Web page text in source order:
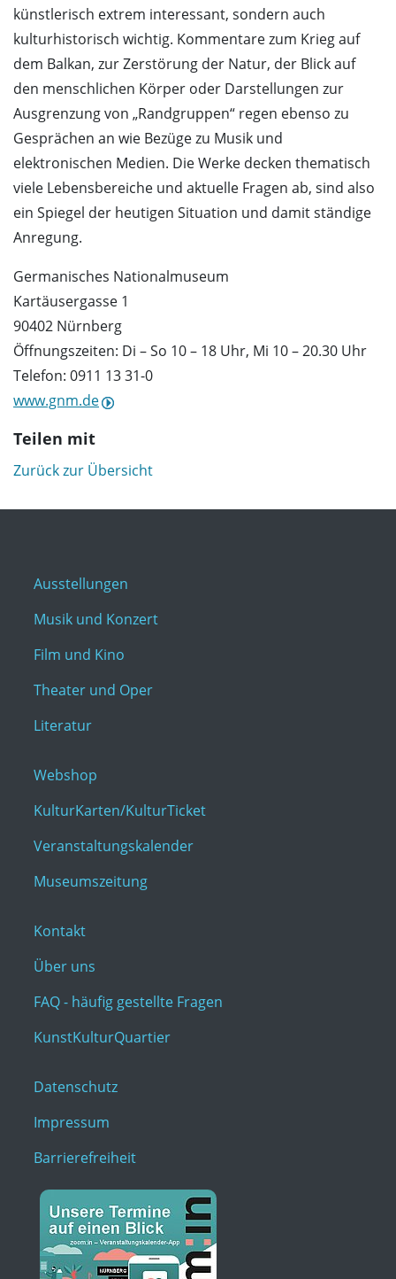
künstlerisch extrem interessant, sondern auch
kulturhistorisch wichtig. Kommentare zum Krieg auf
dem Balkan, zur Zerstörung der Natur, der Blick auf
den menschlichen Körper oder Darstellungen zur
Ausgrenzung von „Randgruppen“ regen ebenso zu
Gesprächen an wie Bezüge zu Musik und
elektronischen Medien. Die Werke decken thematisch
viele Lebensbereiche und aktuelle Fragen ab, sind also
ein Spiegel der heutigen Situation und damit ständige
Anregung.
Germanisches Nationalmuseum
Kartäusergasse 1
90402 Nürnberg
Öffnungszeiten: Di – So 10 – 18 Uhr, Mi 10 – 20.30 Uhr
Telefon: 0911 13 31-0
www.gnm.de
Teilen mit
Zurück zur Übersicht
Ausstellungen
Musik und Konzert
Film und Kino
Theater und Oper
Literatur
Webshop
KulturKarten/KulturTicket
Veranstaltungskalender
Museumszeitung
Kontakt
Über uns
FAQ - häufig gestellte Fragen
KunstKulturQuartier
Datenschutz
Impressum
Barrierefreiheit